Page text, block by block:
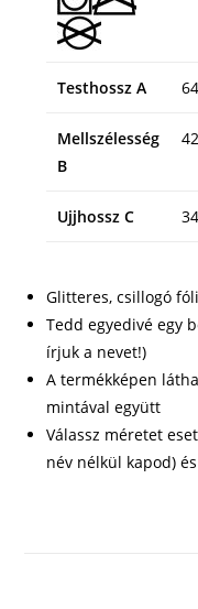
Testhossz A 64
Mellszélesség
B
42
Ujjhossz C 34
Glitteres, csillogó
Tedd egyedivé egy
írjuk a nevet!)
A termékképen
mintával együtt
Válassz méretet
név nélkül kapod)